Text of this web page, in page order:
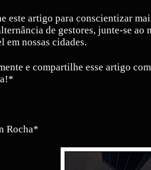
este artigo para conscientizar
de gestores, junte-se
em nossas cidades.
e compartilhe esse artigo
Rocha*